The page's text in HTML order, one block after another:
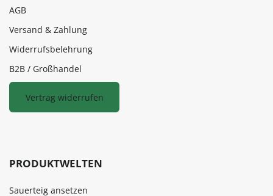
AGB
Versand & Zahlung
Widerrufsbelehrung
B2B / Großhandel
Vertrag widerrufen
PRODUKTWELTEN
Sauerteig ansetzen